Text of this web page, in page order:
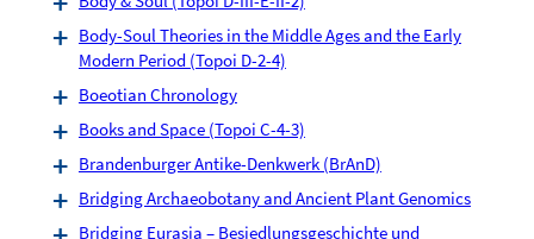
Body-Soul Theories in the Middle Ages and the Early
Modern Period (Topoi D-2-4)
Boeotian Chronology
Books and Space (Topoi C-4-3)
Brandenburger Antike-Denkwerk (BrAnD)
Bridging Archaeobotany and Ancient Plant Genomics
Bridging Eurasia – Besiedlungsgeschichte und